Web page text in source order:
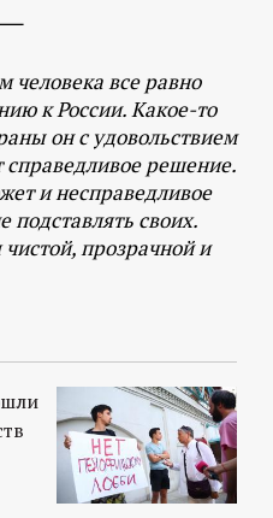
человека все равно
к России. Какое-то
он с удовольствием
решение.
и несправедливое
своих.
прозрачной и